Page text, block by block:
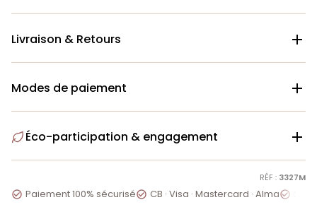
Livraison & Retours 
Modes de paiement 
Éco-participation & engagement 
RÉF : 3327M
 Paiement 100% sécurisé CB · Visa · Mastercard · Alma